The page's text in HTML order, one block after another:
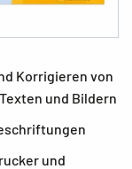
Korrigieren von
und Bildern
und